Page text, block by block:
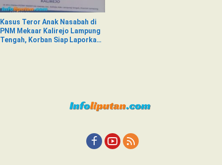
Kasus Teror Anak Nasabah di
PNM Mekaar Kalirejo Lampung
Tengah, Korban Siap Laporkan